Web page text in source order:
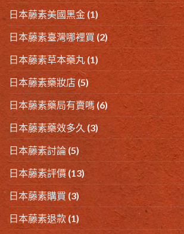
日本藤素美國黑金 (1)
日本藤素臺灣哪裡買 (2)
日本藤素草本藥丸 (1)
日本藤素藥妝店 (5)
日本藤素藥局有賣嗎 (6)
日本藤素藥效多久 (3)
日本藤素討論 (5)
日本藤素評價 (13)
日本藤素購買 (3)
日本藤素退款 (1)